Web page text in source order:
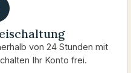
von 24 Stunden mit
Ihr Konto frei.